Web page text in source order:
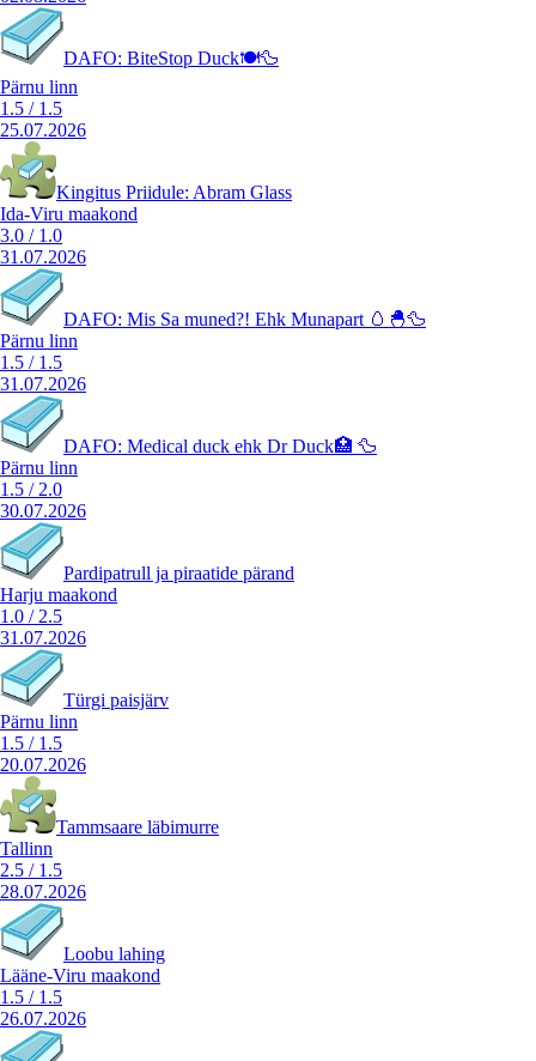
DAFO: BiteStop Duck🍽️🦆
Pärnu linn
1.5 / 1.5
25.07.2026
Kingitus Priidule: Abram Glass
Ida-Viru maakond
3.0 / 1.0
31.07.2026
DAFO: Mis Sa muned?! Ehk Munapart 🥚🐣🦆
Pärnu linn
1.5 / 1.5
31.07.2026
DAFO: Medical duck ehk Dr Duck🏥 🦆
Pärnu linn
1.5 / 2.0
30.07.2026
Pardipatrull ja piraatide pärand
Harju maakond
1.0 / 2.5
31.07.2026
Türgi paisjärv
Pärnu linn
1.5 / 1.5
20.07.2026
Tammsaare läbimurre
Tallinn
2.5 / 1.5
28.07.2026
Loobu lahing
Lääne-Viru maakond
1.5 / 1.5
26.07.2026